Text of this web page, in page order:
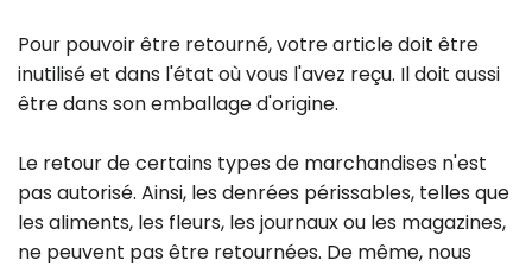
Pour pouvoir être retourné, votre article doit être
inutilisé et dans l'état où vous l'avez reçu. Il doit aussi
être dans son emballage d'origine.
Le retour de certains types de marchandises n'est
pas autorisé. Ainsi, les denrées périssables, telles que
les aliments, les fleurs, les journaux ou les magazines,
ne peuvent pas être retournées. De même, nous